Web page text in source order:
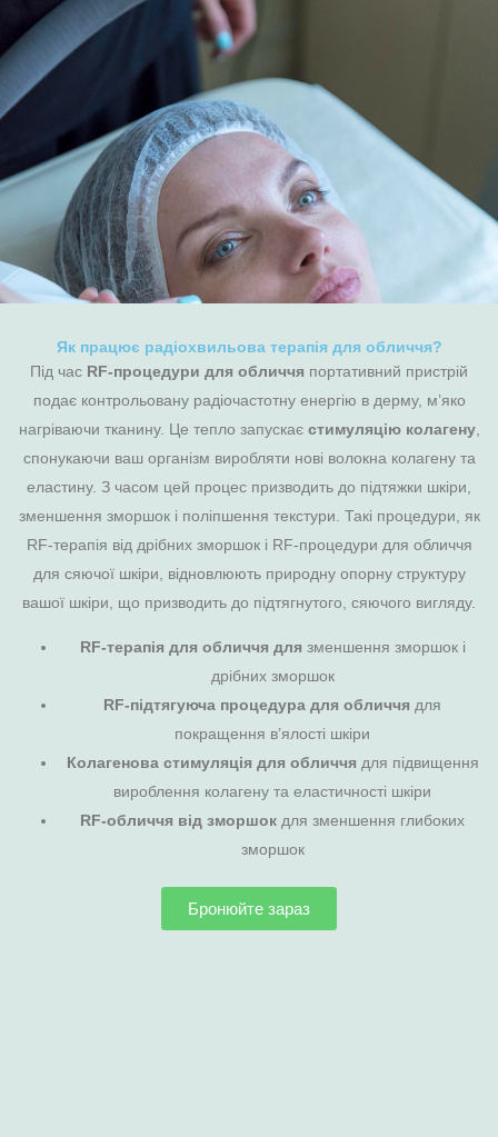
Як працює радіохвильова терапія для обличчя?
Під час RF-процедури для обличчя портативний пристрій
подає контрольовану радіочастотну енергію в дерму, м’яко
нагріваючи тканину. Це тепло запускає стимуляцію колагену,
спонукаючи ваш організм виробляти нові волокна колагену та
еластину. З часом цей процес призводить до підтяжки шкіри,
зменшення зморшок і поліпшення текстури. Такі процедури, як
RF-терапія від дрібних зморшок і RF-процедури для обличчя
для сяючої шкіри, відновлюють природну опорну структуру
вашої шкіри, що призводить до підтягнутого, сяючого вигляду.
RF-терапія для обличчя для зменшення зморшок і
дрібних зморшок
RF-підтягуюча процедура для обличчя для
покращення в’ялості шкіри
Колагенова стимуляція для обличчя для підвищення
вироблення колагену та еластичності шкіри
RF-обличчя від зморшок для зменшення глибоких
зморшок
Бронюйте зараз